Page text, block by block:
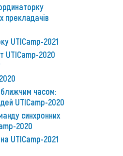
прекладачів
UTICamp-2021
UTICamp-2020
часом:
UTICamp-2020
синхронних
2020
UTICamp-2021